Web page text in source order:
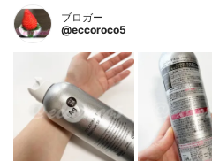
ブロガー
@eccoroco5